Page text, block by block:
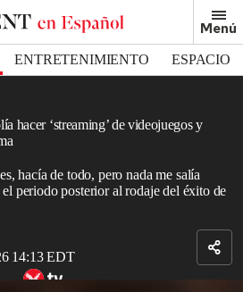
Menú
ENTRETENIMIENTO
ESPACIO
hacer ‘streaming’ de videojuegos y
hacía de todo, pero nada me salía
periodo posterior al rodaje del éxito de
14:13 EDT